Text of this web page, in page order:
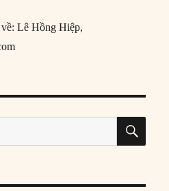
Lê Hồng Hiệp,